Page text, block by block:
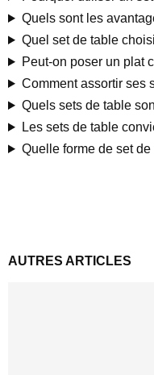
Quels sont les
Quel set de table
Peut-on poser un plat
Comment assortir ses
Quels sets de table
Les sets de table
Quelle forme de set
AUTRES ARTICLES